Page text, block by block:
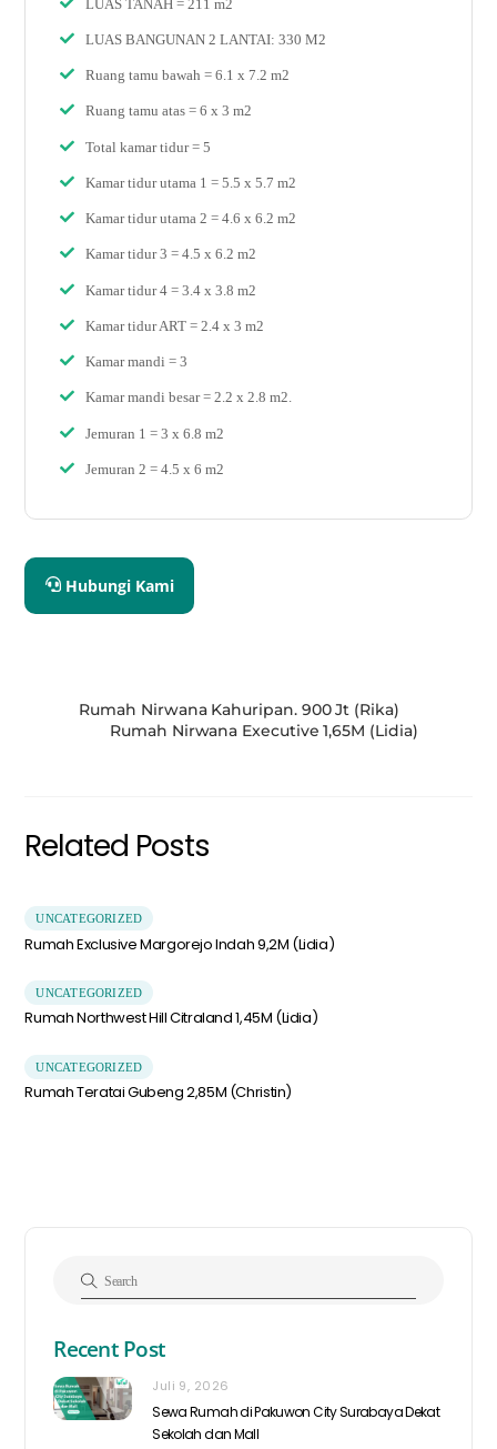
LUAS TANAH = 211 m2
LUAS BANGUNAN 2 LANTAI: 330 M2
Ruang tamu bawah = 6.1 x 7.2 m2
Ruang tamu atas = 6 x 3 m2
Total kamar tidur = 5
Kamar tidur utama 1 = 5.5 x 5.7 m2
Kamar tidur utama 2 = 4.6 x 6.2 m2
Kamar tidur 3 = 4.5 x 6.2 m2
Kamar tidur 4 = 3.4 x 3.8 m2
Kamar tidur ART = 2.4 x 3 m2
Kamar mandi = 3
Kamar mandi besar = 2.2 x 2.8 m2.
Jemuran 1 = 3 x 6.8 m2
Jemuran 2 = 4.5 x 6 m2
Hubungi Kami
Rumah Nirwana Kahuripan. 900 Jt (Rika)
Rumah Nirwana Executive 1,65M (Lidia)
Related Posts
UNCATEGORIZED
Rumah Exclusive Margorejo Indah 9,2M (Lidia)
UNCATEGORIZED
Rumah Northwest Hill Citraland 1,45M (Lidia)
UNCATEGORIZED
Rumah Teratai Gubeng 2,85M (Christin)
Recent Post
Juli 9, 2026
Sewa Rumah di Pakuwon City Surabaya Dekat
Sekolah dan Mall